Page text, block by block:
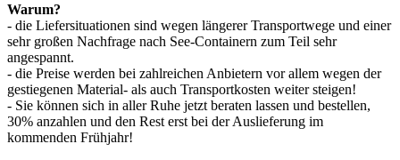
Warum?
- die Liefersituationen sind wegen längerer Transportwege und einer
sehr großen Nachfrage nach See-Containern zum Teil sehr
angespannt.
- die Preise werden bei zahlreichen Anbietern vor allem wegen der
gestiegenen Material- als auch Transportkosten weiter steigen!
- Sie können sich in aller Ruhe jetzt beraten lassen und bestellen,
30% anzahlen und den Rest erst bei der Auslieferung im
kommenden Frühjahr!